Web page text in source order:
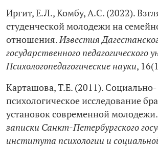
Иргит, Е.Л., Комбу, А.С. (2022).
студенческой молодежи на
отношения.Известия
государственного педагогического
Психологопедагогические науки,
Карташова, Т.Е. (2011). Социально-
психологическое исследование
установок современной молодежи.
записки Санкт-Петербургского
института психологии и